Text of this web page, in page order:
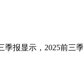
报显示，2025前